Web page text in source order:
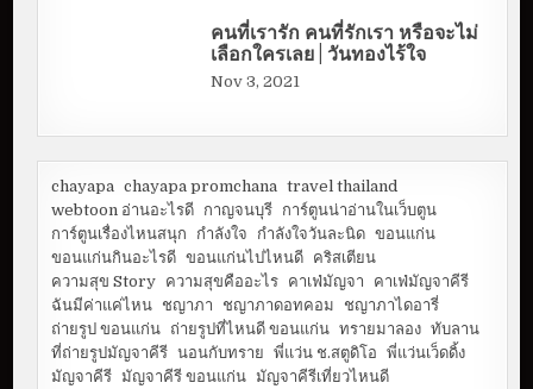
คนที่เรารัก คนที่รักเรา หรือจะไม่
เลือกใครเลย | วันทองไร้ใจ
Nov 3, 2021
chayapa chayapa promchana
travel thailand
webtoon อ่านอะไรดี กาญจนบุรี การ์ตูนน่าอ่านในเว็บตูน
การ์ตูนเรื่องไหนสนุก
กำลังใจ กำลังใจวันละนิด ขอนแก่น
ขอนแก่นกินอะไรดี ขอนแก่นไปไหนดี คริสเตียน
ความสุข Story ความสุขคืออะไร คาเฟ่มัญจา
คาเฟ่มัญจาคีรี
ฉันมีค่าแค่ไหน ชญาภา ชญาภาดอทคอม
ชญาภาไดอารี่
ถ่ายรูป ขอนแก่น ถ่ายรูปที่ไหนดี ขอนแก่น ทรายมาลอง ทับลาน
ที่ถ่ายรูปมัญจาคีรี นอนกับทราย พี่แว่น ช.สตูดิโอ
พี่แว่นเว็ดดิ้ง
มัญจาคีรี มัญจาคีรี ขอนแก่น มัญจาคีรีเที่ยวไหนดี